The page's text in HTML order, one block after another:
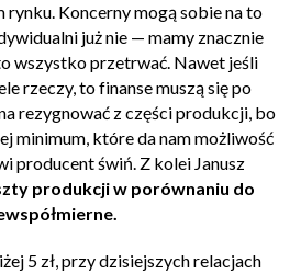
rynku. Koncerny mogą sobie na to
już nie — mamy znacznie
wszystko przetrwać. Nawet jeśli
rzeczy, to finanse muszą się po
rezygnować z części produkcji, bo
minimum, które da nam możliwość
producent świń. Z kolei Janusz
produkcji w porównaniu do
5 zł, przy dzisiejszych relacjach